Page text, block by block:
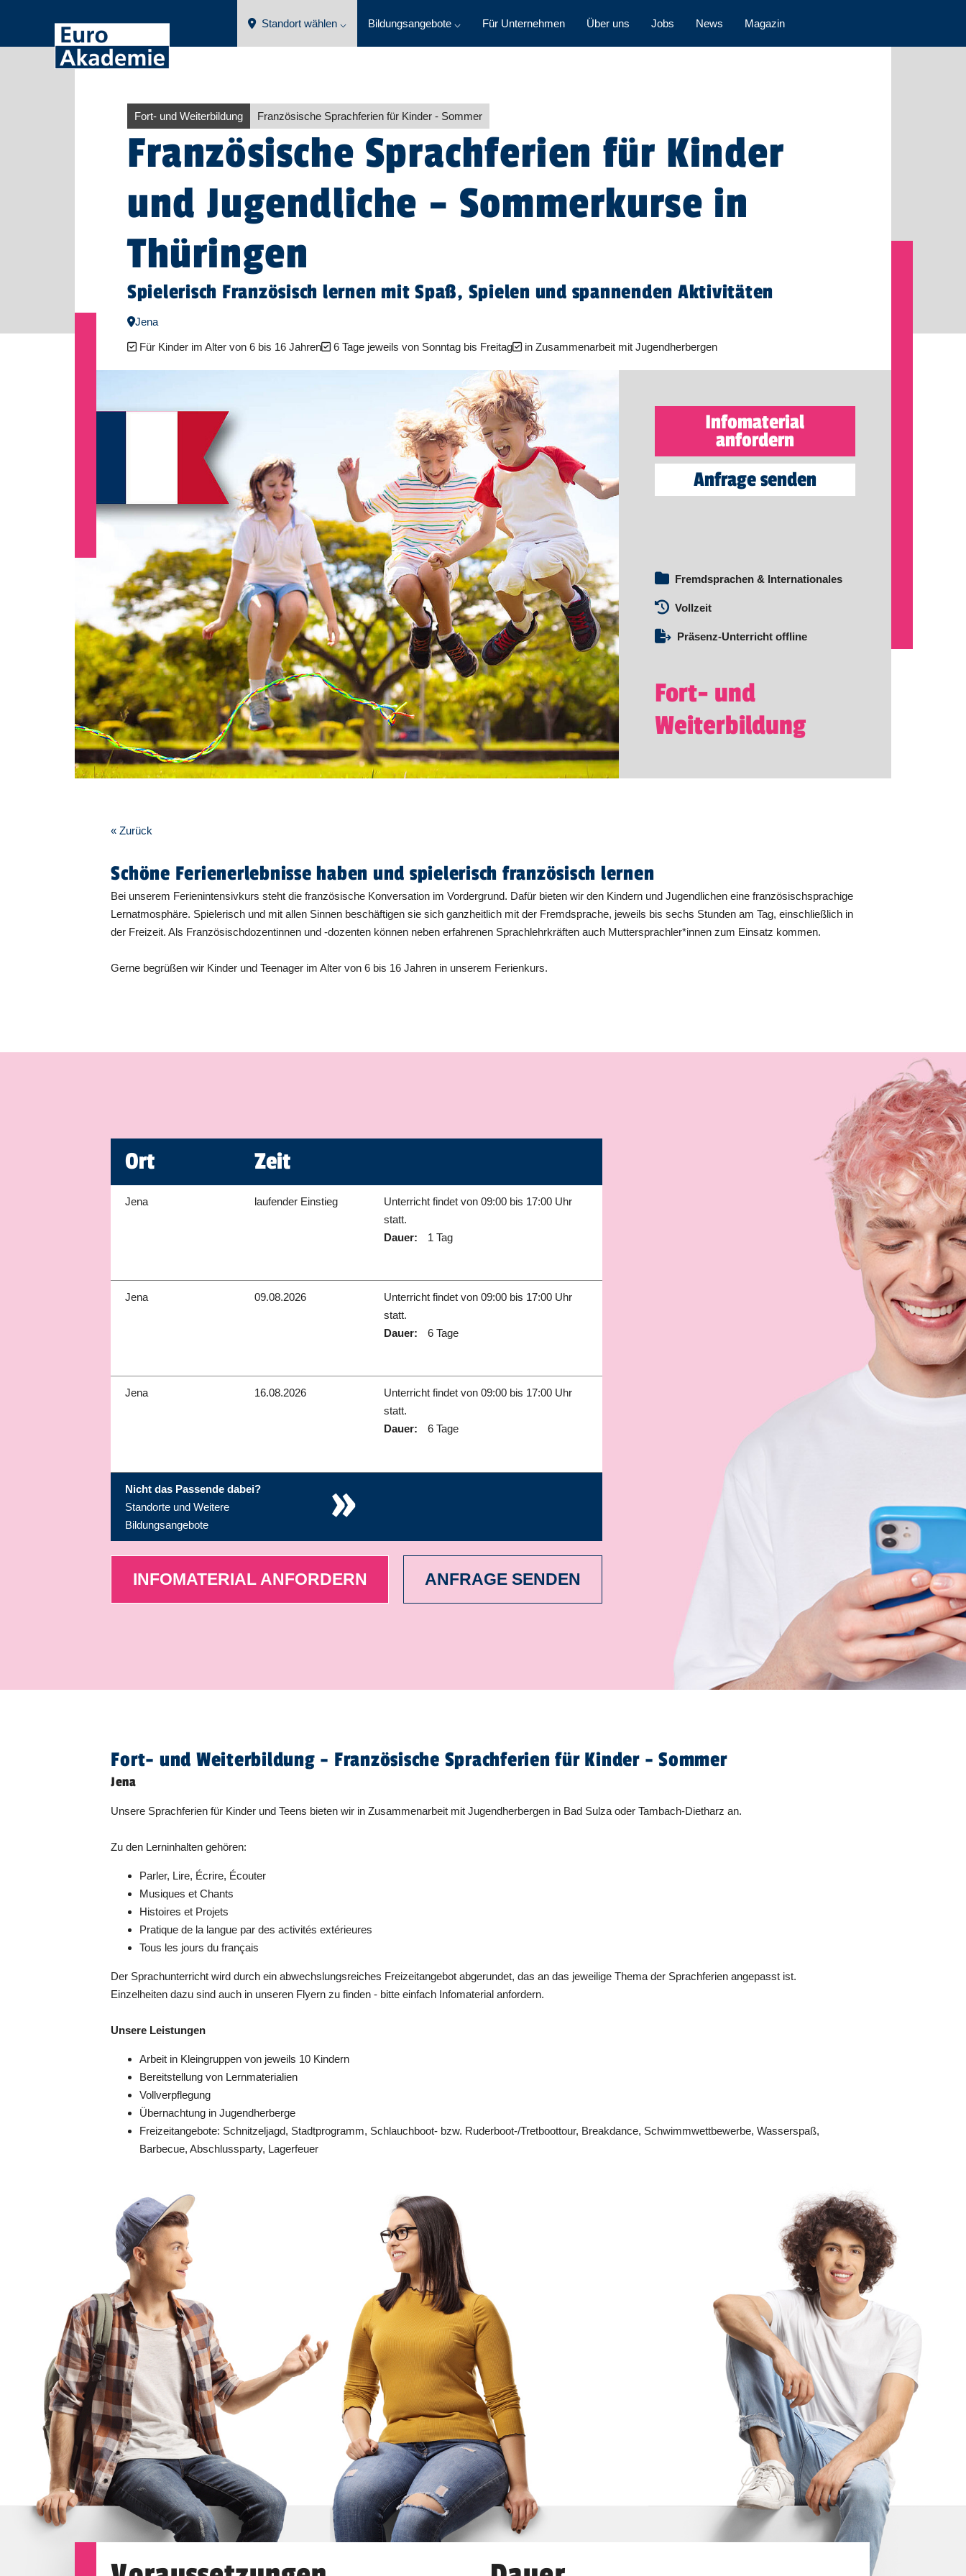
Standort wählen ⌵ Bildungsangebote ⌵ Für Unternehmen Über uns Jobs News Magazin
Fort- und Weiterbildung Französische Sprachferien für Kinder - Sommer
Französische Sprachferien für Kinder
und Jugendliche – Sommerkurse in
Thüringen
Spielerisch Französisch lernen mit Spaß, Spielen und spannenden Aktivitäten
Jena
Für Kinder im Alter von 6 bis 16 Jahren 6 Tage jeweils von Sonntag bis Freitag in Zusammenarbeit mit Jugendherbergen
Infomaterial
anfordern
Anfrage senden
Fremdsprachen & Internationales
Vollzeit
Präsenz-Unterricht offline
Fort- und
Weiterbildung
« Zurück
Schöne Ferienerlebnisse haben und spielerisch französisch lernen
Bei unserem Ferienintensivkurs steht die französische Konversation im Vordergrund. Dafür bieten wir den Kindern und Jugendlichen eine französischsprachige
Lernatmosphäre. Spielerisch und mit allen Sinnen beschäftigen sie sich ganzheitlich mit der Fremdsprache, jeweils bis sechs Stunden am Tag, einschließlich in
der Freizeit. Als Französischdozentinnen und -dozenten können neben erfahrenen Sprachlehrkräften auch Muttersprachler*innen zum Einsatz kommen.
Gerne begrüßen wir Kinder und Teenager im Alter von 6 bis 16 Jahren in unserem Ferienkurs.
Ort Zeit
Jena laufender Einstieg
Unterricht findet von 09:00 bis 17:00 Uhr
statt.
Dauer:
1 Tag
Jena 09.08.2026
Unterricht findet von 09:00 bis 17:00 Uhr
statt.
Dauer:
6 Tage
Jena 16.08.2026
Unterricht findet von 09:00 bis 17:00 Uhr
statt.
Dauer:
6 Tage
Nicht das Passende dabei?
Standorte und Weitere
Bildungsangebote
»
INFOMATERIAL ANFORDERN ANFRAGE SENDEN
Fort- und Weiterbildung - Französische Sprachferien für Kinder - Sommer
Jena
Unsere Sprachferien für Kinder und Teens bieten wir in Zusammenarbeit mit Jugendherbergen in Bad Sulza oder Tambach-Dietharz an.
Zu den Lerninhalten gehören:
Parler, Lire, Écrire, Écouter
Musiques et Chants
Histoires et Projets
Pratique de la langue par des activités extérieures
Tous les jours du français
Der Sprachunterricht wird durch ein abwechslungsreiches Freizeitangebot abgerundet, das an das jeweilige Thema der Sprachferien angepasst ist.
Einzelheiten dazu sind auch in unseren Flyern zu finden - bitte einfach Infomaterial anfordern.
Unsere Leistungen
Arbeit in Kleingruppen von jeweils 10 Kindern
Bereitstellung von Lernmaterialien
Vollverpflegung
Übernachtung in Jugendherberge
Freizeitangebote: Schnitzeljagd, Stadtprogramm, Schlauchboot- bzw. Ruderboot-/Tretboottour, Breakdance, Schwimmwettbewerbe, Wasserspaß,
Barbecue, Abschlussparty, Lagerfeuer